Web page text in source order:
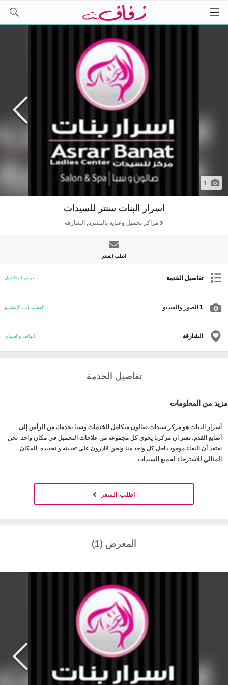
1
اسرار البنات سنتر للسيدات
مراكز تجميل وعناية بالبشرة, الشارقة
اطلب السعر
تفاصيل الخدمة عرض التفاصيل
1 الصور والفيديو الذهاب إلى الإستديو
الشارقة الهاتف والعنوان
تفاصيل الخدمة
مزيد من المعلومات
أسرار البنات هو مركز سيدات صالون متكامل الخدمات وسبا يخدمك من الرأس إلى
أصابع القدم، نعتز ان مركزنا يحوي كل مجموعة من علاجات التجميل في مكان واحد. نحن
نعتقد أن النقاء موجود داخل كل واحد منا ونحن قادرون على تغذيته و تجديده. المكان
المثالي للاسترخاء لجميع السيدات
اطلب السعر
المعرض (1)